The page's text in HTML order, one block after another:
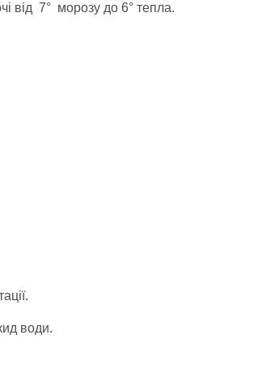
від 7° морозу до 6° тепла.
води.